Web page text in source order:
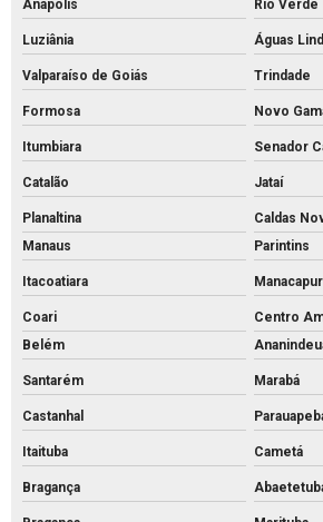
Anápolis Rio Verde
Luziânia Águas
Valparaíso de Goiás Trindade
Formosa Novo
Itumbiara Senador
Catalão Jataí
Planaltina
Caldas
Manaus
Parintins
Itacoatiara
Coari
Centro
Belém
Santarém Marabá
Castanhal
Itaituba Cametá
Bragança